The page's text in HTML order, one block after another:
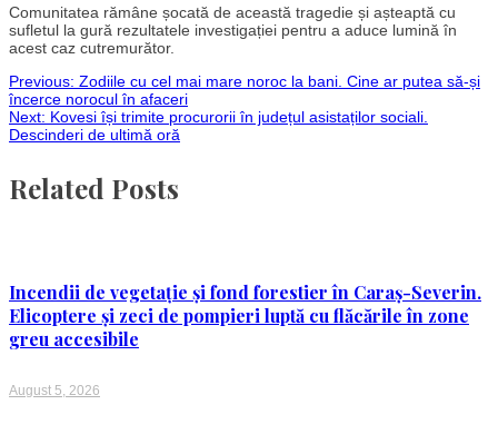
Comunitatea rămâne șocată de această tragedie și așteaptă cu
sufletul la gură rezultatele investigației pentru a aduce lumină în
acest caz cutremurător.
Post
navigation
Previous: Zodiile cu cel mai mare noroc la bani. Cine ar putea să-și
încerce norocul în afaceri
Next: Kovesi își trimite procurorii în județul asistaților sociali.
Descinderi de ultimă oră
Related Posts
Incendii de vegetație și fond forestier în Caraș-Severin.
Elicoptere și zeci de pompieri luptă cu flăcările în zone
greu accesibile
August 5, 2026